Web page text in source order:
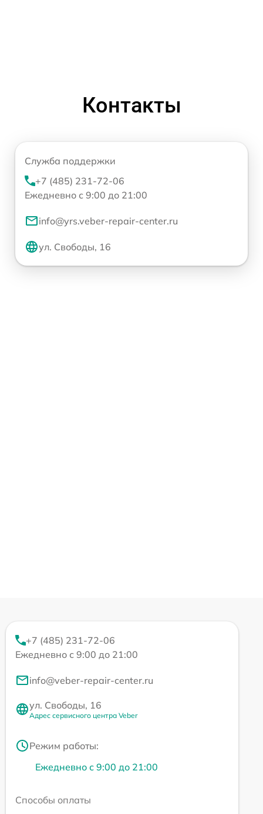
Контакты
Служба поддержки
+7 (485) 231-72-06
Ежедневно с 9:00 до 21:00
info@yrs.veber-repair-center.ru
ул. Свободы, 16
+7 (485) 231-72-06
Ежедневно с 9:00 до 21:00
info@veber-repair-center.ru
ул. Свободы, 16
Адрес сервисного центра Veber
Режим работы:
Ежедневно с 9:00 до 21:00
Способы оплаты